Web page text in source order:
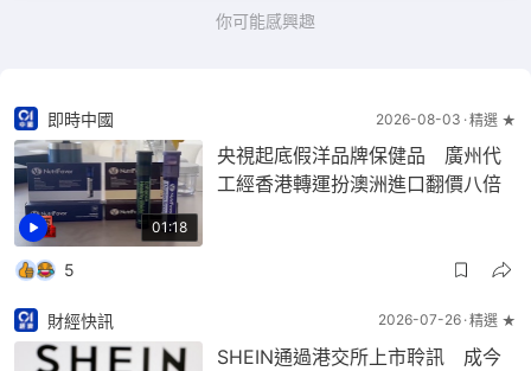
你可能感興趣
01:18
即時中國 2026-08-03 精選 ★
央視起底假洋品牌保健品 廣州代
工經香港轉運扮澳洲進口翻價八倍
5
財經快訊 2026-07-26 精選 ★
SHEIN通過港交所上市聆訊 成今